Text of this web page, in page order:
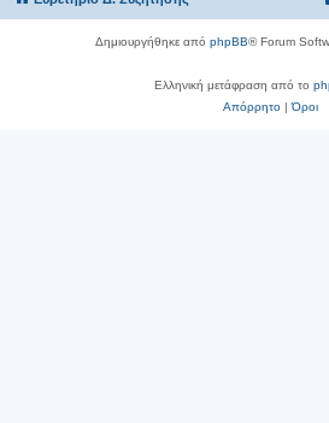
Δημιουργήθηκε από phpBB® Forum
Ελληνική μετάφραση από το
Απόρρητο|Όροι